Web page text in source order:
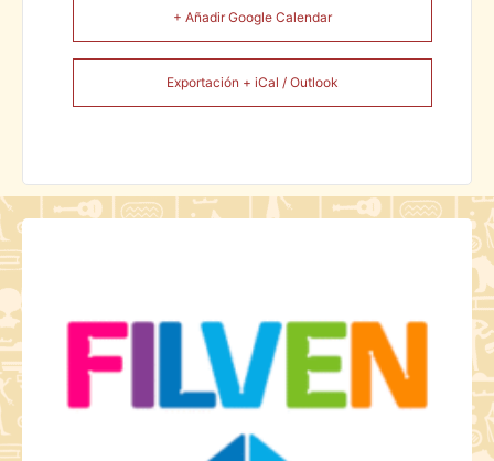
+ Añadir Google Calendar
Exportación + iCal / Outlook